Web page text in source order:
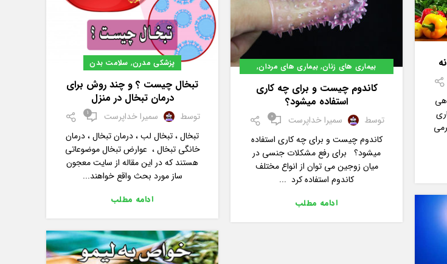
بیماری های زنان, بیماری های مردان,
سلامت بدن
کاندوم چیست و برای چه کاری
استفاده میشود؟
توسط سمیرا خداپرست 0
کاندوم چیست و برای چه کاری استفاده
میشود؟ برای رفع مشکلات جنسی در
میان زوجین می توان از انواع مختلف
کاندوم استفاده کرد ...
ادامه مطلب
پزشکی مدرن, سلامت بدن
تبخال چیست ؟ و چند روش برای
درمان تبخال در منزل
توسط سمیرا خداپرست 1
تبخال ، تبخال لب ، درمان تبخال ، درمان
خانگی تبخال ، عوارض تبخال موضوعاتی
هستند که در این مقاله از سایت معجون
ساز مورد بحث واقع خواهند...
ادامه مطلب